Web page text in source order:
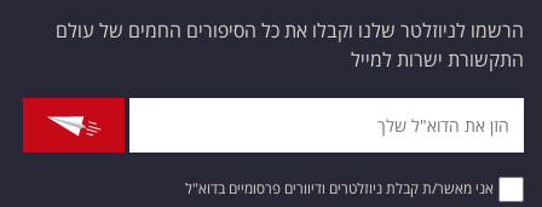
הרשמו לניוזלטר שלנו וקבלו את כל הסיפורים החמים של עולם
התקשורת ישרות למייל
אני מאשר/ת קבלת ניוזלטרים ודיוורים פרסומיים בדוא"ל